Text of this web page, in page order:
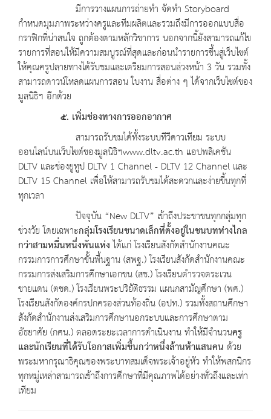
มีการวางแผนการถ่ายทำ จัดทำ Storyboard
กำหนดมุมภาพระหว่างครูและทีมผลิตและรวมถึงมีการออกแบบสื่อ
กราฟิกที่น่าสนใจ ถูกต้องตามหลักวิชาการ นอกจากนี้ยังสามารถแก้ไข
รายการที่สอนให้มีความสมบูรณ์ที่สุดและก่อนนำรายการขึ้นสู่เว็บไซต์
ให้คุณครูปลายทางได้รับชมและเตรียมการสอนล่วงหน้า 3 วัน รวมทั้ง
สามารถดาวน์โหลดแผนการสอน ใบงาน สื่อต่าง ๆ ได้จากเว็บไซต์ของ
มูลนิธิฯ อีกด้วย
๕. เพิ่มช่องทางการออกอากาศ
สามารถรับชมได้ทั้งระบบทีวีดาวเทียม ระบบ
ออนไลน์บนเว็บไซต์ของมูลนิธิฯwww.dltv.ac.th แอปพลิเคชัน
DLTV และช่องยูทูป DLTV 1 Channel - DLTV 12 Channel และ
DLTV 15 Channel เพื่อให้สามารถรับชมได้สะดวกและง่ายขึ้นทุกที่
ทุกเวลา
ปัจจุบัน “New DLTV” เข้าถึงประชาชนทุกกลุ่มทุก
ช่วงวัย โดยเฉพาะกลุ่มโรงเรียนขนาดเล็กที่ตั้งอยู่ในชนบทห่างไกล
กว่าสามหมื่นหนึ่งพันแห่งได้แก่ โรงเรียนสังกัดสำนักงานคณะ
กรรมการการศึกษาขั้นพื้นฐาน (สพฐ.) โรงเรียนสังกัดสำนักงานคณะ
กรรมการส่งเสริมการศึกษาเอกชน (สช.) โรงเรียนตำรวจตระเวน
ชายแดน (ตชด.) โรงเรียนพระปริยัติธรรม แผนกสามัญศึกษา (พศ.)
โรงเรียนสังกัดองค์กรปกครองส่วนท้องถิ่น (อปท.) รวมทั้งสถานศึกษา
สังกัดสำนักงานส่งเสริมการศึกษานอกระบบและการศึกษาตาม
อัธยาศัย (กศน.) ตลอดระยะเวลาการดำเนินงาน ทำให้มีจำนวนครู
และนักเรียนที่ได้รับโอกาสเพิ่มขึ้นกว่าหนึ่งล้านห้าแสนคน ด้วย
พระมหากรุณาธิคุณของพระบาทสมเด็จพระเจ้าอยู่หัว ทำให้พสกนิกร
ทุกหมู่เหล่าสามารถเข้าถึงการศึกษาที่มีคุณภาพได้อย่างทั่วถึงและเท่า
เทียม